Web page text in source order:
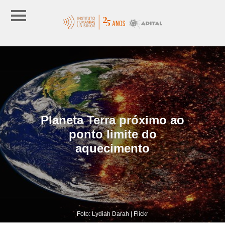
Planeta Terra próximo ao
ponto limite do
aquecimento
Foto: Lydiah Darah | Flickr